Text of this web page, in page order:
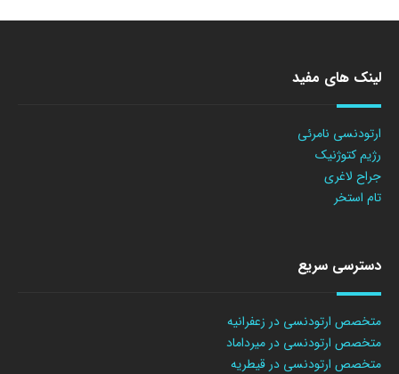
لینک های مفید
ارتودنسی نامرئی
رژیم کتوژنیک
جراح لاغری
تام استخر
دسترسی سریع
متخصص ارتودنسی در زعفرانیه
متخصص ارتودنسی در میرداماد
متخصص ارتودنسی در قیطریه